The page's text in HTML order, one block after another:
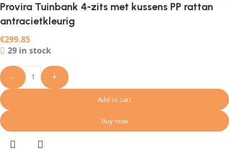
Provira Tuinbank 4-zits met kussens PP rattan
antracietkleurig
€299.85
29 in stock
- +
Add to cart
Buy now